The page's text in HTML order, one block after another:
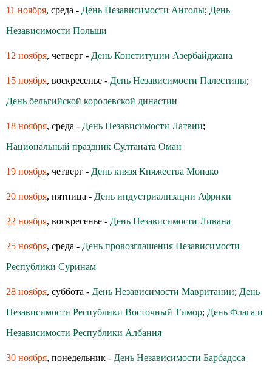
11 ноября, среда - День Независимости Анголы; День
Независимости Польши
12 ноября, четверг - День Конституции Азербайджана
15 ноября, воскресенье - День Независимости Палестины;
День бельгийской королевской династии
18 ноября, среда - День Независимости Латвии;
Национальный праздник Султаната Оман
19 ноября, четверг - День князя Княжества Монако
20 ноября, пятница - День индустриализации Африки
22 ноября, воскресенье - День Независимости Ливана
25 ноября, среда - День провозглашения Независимости
Республики Суринам
28 ноября, суббота - День Независимости Мавритании; День
Независимости Республики Восточный Тимор; День Флага и
Независимости Республики Албания
30 ноября, понедельник - День Независимости Барбадоса